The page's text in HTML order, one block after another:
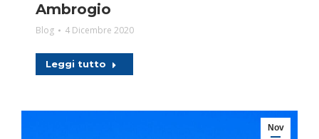
Ambrogio
Blog 4 Dicembre 2020
Leggi tutto
Nov